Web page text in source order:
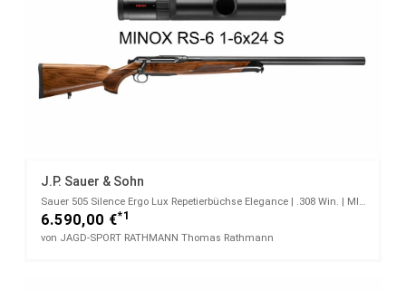
J.P. Sauer & Sohn
Sauer 505 Silence Ergo Lux Repetierbüchse Elegance | .308 Win. | MINOX RS-6 1 - 4 x 24 S
6.590,00 €*1
von JAGD-SPORT RATHMANN Thomas Rathmann